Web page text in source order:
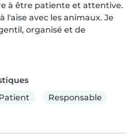
à être patiente et attentive.
l'aise avec les animaux. Je
organisé et de
Responsable